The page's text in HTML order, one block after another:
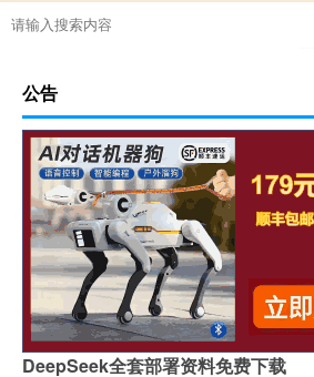
公告
DeepSeek全套部署资料免费下载